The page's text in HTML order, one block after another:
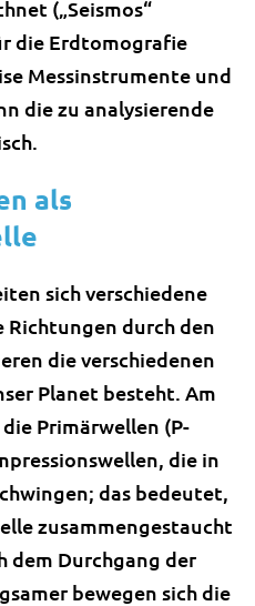
(„Seismos“
die Erdtomografie
Messinstrumente und
die zu analysierende
als
sich verschiedene
Richtungen durch den
die verschiedenen
Planet besteht. Am
Primärwellen (P-
die in
das bedeutet,
zusammengestaucht
dem Durchgang der
bewegen sich die